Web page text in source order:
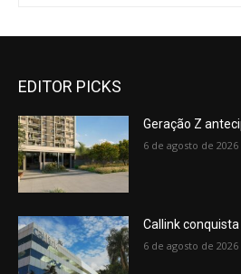
EDITOR PICKS
Geração Z
6 de agosto de 2026
Callink
6 de agosto de 2026